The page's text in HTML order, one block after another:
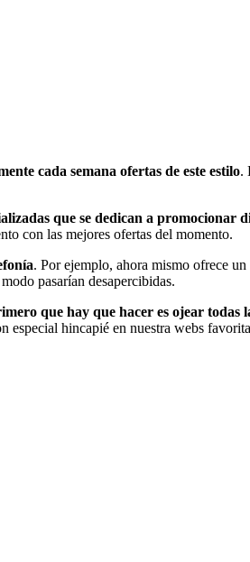
cada semana ofertas de este estilo.
que se dedican a promocionar
con las mejores ofertas del momento.
. Por ejemplo, ahora mismo ofrece
pasarían desapercibidas.
que hay que hacer es ojear todas
hincapié en nuestra webs